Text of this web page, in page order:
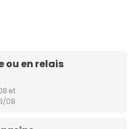
ou en relais
et
08